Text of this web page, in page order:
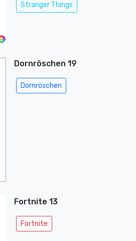
Stranger Things
Dornröschen 19
Dornröschen
Fortnite 13
Fortnite